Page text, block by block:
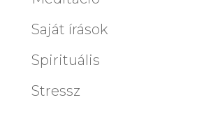
Saját írások
Spirituális
Stressz